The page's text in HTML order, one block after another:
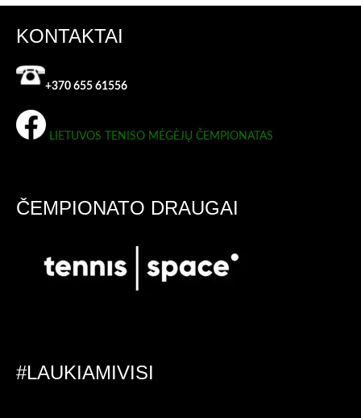
KONTAKTAI
+370 655 61556
LIETUVOS TENISO MĖGĖJŲ ČEMPIONATAS
ČEMPIONATO DRAUGAI
#LAUKIAMIVISI